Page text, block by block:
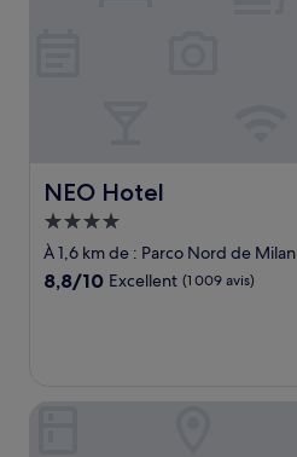
NEO Hotel
NEO Hotel
Hébergement
4.0 étoiles
À 1,6 km de : Parco Nord de Milan
8.8
8,8/10 Excellent (1 009 avis)